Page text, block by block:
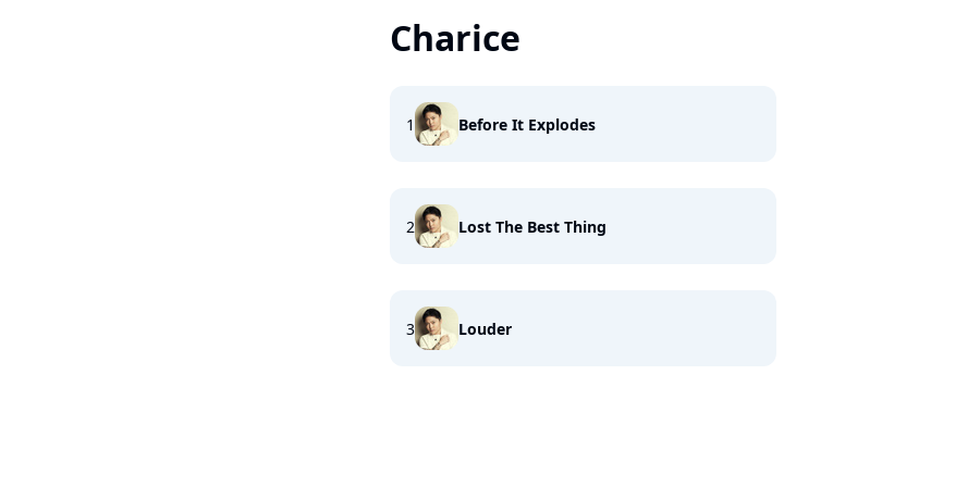
Charice
1 Before It Explodes
2 Lost The Best Thing
3 Louder